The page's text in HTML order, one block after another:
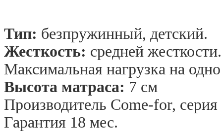
Тип: безпружинный, детский.
Жесткость: средней жесткости.
Максимальная нагрузка на
Высота матраса: 7 см
Производитель Come-for,
Гарантия 18 мес.